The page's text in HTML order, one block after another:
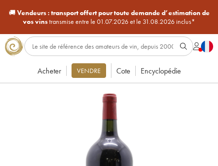
🚚Vendeurs : transport offert pour toute demande d’estimation de
vos vinstransmise entre le 01.07.2026 et le 31.08.2026 inclus*
Acheter VENDRE Cote Encyclopédie